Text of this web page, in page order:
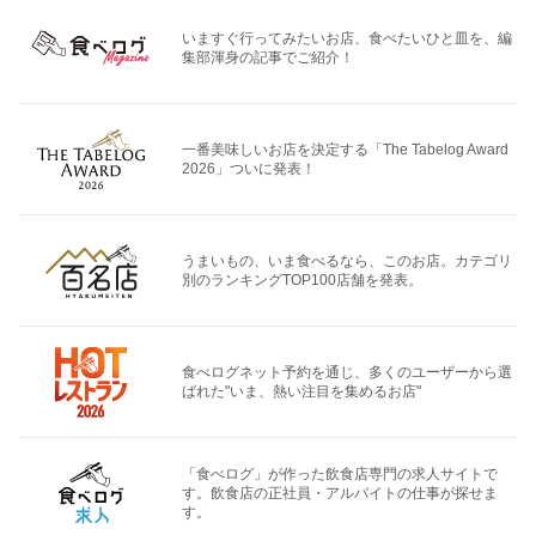
いますぐ行ってみたいお店、食べたいひと皿を、編
集部渾身の記事でご紹介！
一番美味しいお店を決定する「The Tabelog Award
2026」ついに発表！
うまいもの、いま食べるなら、このお店。カテゴリ
別のランキングTOP100店舗を発表。
食べログネット予約を通じ、多くのユーザーから選
ばれた"いま、熱い注目を集めるお店"
「食べログ」が作った飲食店専門の求人サイトで
す。飲食店の正社員・アルバイトの仕事が探せま
す。